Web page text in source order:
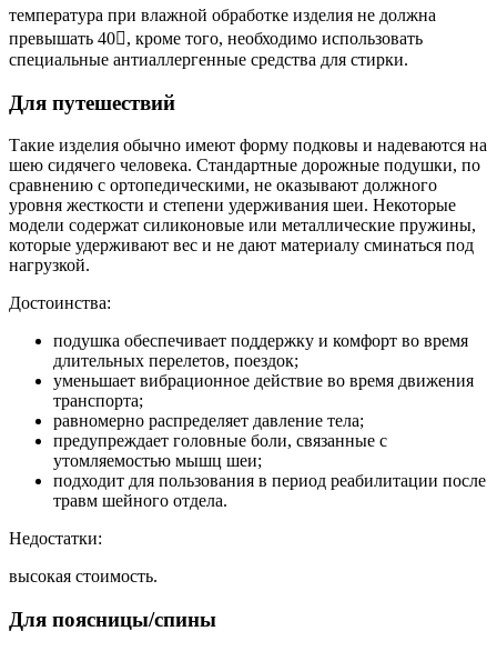
температура при влажной обработке изделия не должна
превышать 40, кроме того, необходимо использовать
специальные антиаллергенные средства для стирки.
Для путешествий
Такие изделия обычно имеют форму подковы и надеваются на
шею сидячего человека. Стандартные дорожные подушки, по
сравнению с ортопедическими, не оказывают должного
уровня жесткости и степени удерживания шеи. Некоторые
модели содержат силиконовые или металлические пружины,
которые удерживают вес и не дают материалу сминаться под
нагрузкой.
Достоинства:
подушка обеспечивает поддержку и комфорт во время
длительных перелетов, поездок;
уменьшает вибрационное действие во время движения
транспорта;
равномерно распределяет давление тела;
предупреждает головные боли, связанные с
утомляемостью мышц шеи;
подходит для пользования в период реабилитации после
травм шейного отдела.
Недостатки:
высокая стоимость.
Для поясницы/спины